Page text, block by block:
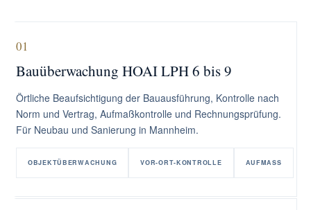
01
Bauüberwachung HOAI LPH 6 bis 9
Örtliche Beaufsichtigung der Bauausführung, Kontrolle nach
Norm und Vertrag, Aufmaßkontrolle und Rechnungsprüfung.
Für Neubau und Sanierung in Mannheim.
OBJEKTÜBERWACHUNG VOR-ORT-KONTROLLE AUFMASS